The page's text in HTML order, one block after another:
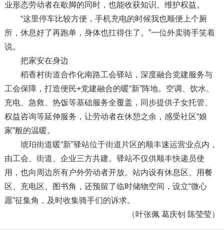
业形态劳动者在歇脚的同时，也能收获知识、维护权益。
“这里停车比较方便，手机充电的时候我也顺便上个厕
所，休息好了再跑单，身体也扛得住了。”一位外卖骑手笑着
说。
把家安在身边
稻香村街道合作化南路工会驿站，深度融合党建服务与
工会保障，打造便民+党建融合的暖“新”阵地。空调、饮水、
充电、急救、热饭等基础服务全覆盖，同步提供子女托管、
权益咨询等延伸服务，让劳动者在休憩之余，感受社区“娘
家”般的温暖。
琥珀街道暖“新”驿站位于街道片区的顺丰速运营业点内，
由工会、街道、企业三方共建。驿站不仅供顺丰快递员使
用，也向周边所有户外劳动者开放。站内设有休息区、用餐
区、充电区、图书角，还预留了临时储物空间，设立“微心
愿”征集角，及时收集骑手们的诉求。
（叶张佩 葛庆钊 陈莹莹）